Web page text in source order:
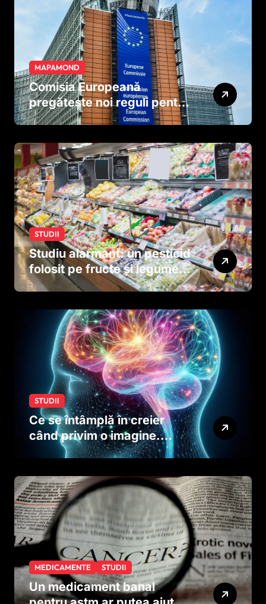
MAPAMOND
Comisia Europeană
pregătește noi reguli pentru
tutun și țigările electronice
STUDII
Studiu alarmant: un pesticid
folosit pe fructe și legume
ar putea afecta dezvoltarea
dinainte de naștere
STUDII
Ce se întâmplă în creier
când privim o imagine.
Studiul care explică rolul
MEDICAMENTE STUDII
Un medicament banal